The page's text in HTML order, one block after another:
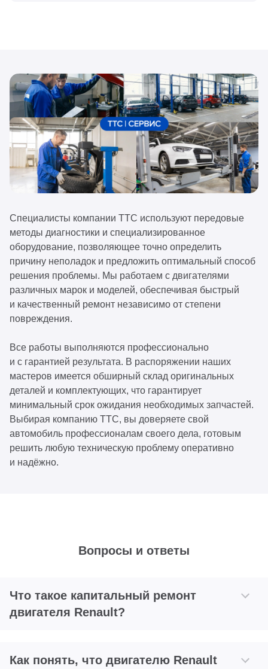
Специалисты компании ТТС используют передовые
методы диагностики и специализированное
оборудование, позволяющее точно определить
причину неполадок и предложить оптимальный способ
решения проблемы. Мы работаем с двигателями
различных марок и моделей, обеспечивая быстрый
и качественный ремонт независимо от степени
повреждения.
Все работы выполняются профессионально
и с гарантией результата. В распоряжении наших
мастеров имеется обширный склад оригинальных
деталей и комплектующих, что гарантирует
минимальный срок ожидания необходимых запчастей.
Выбирая компанию ТТС, вы доверяете свой
автомобиль профессионалам своего дела, готовым
решить любую техническую проблему оперативно
и надёжно.
Вопросы и ответы
Что такое капитальный ремонт
двигателя Renault?
Как понять, что двигателю Renault